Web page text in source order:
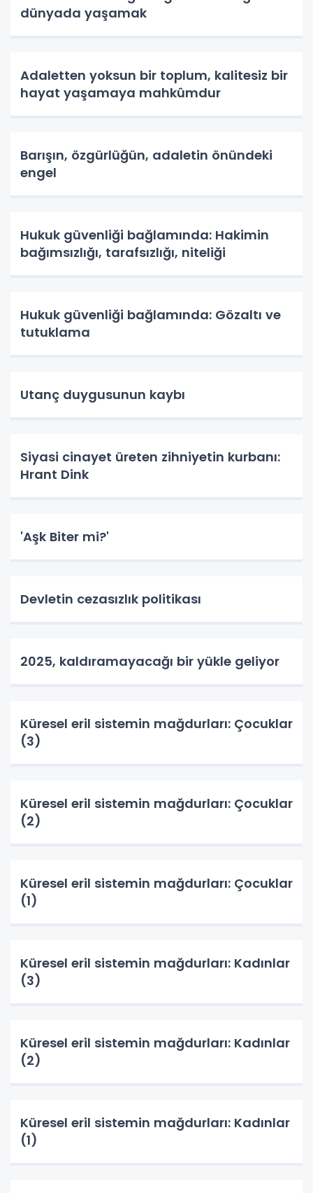
dünyada yaşamak
Adaletten yoksun bir toplum, kalitesiz bir
hayat yaşamaya mahkûmdur
Barışın, özgürlüğün, adaletin önündeki
engel
Hukuk güvenliği bağlamında: Hakimin
bağımsızlığı, tarafsızlığı, niteliği
Hukuk güvenliği bağlamında: Gözaltı ve
tutuklama
Utanç duygusunun kaybı
Siyasi cinayet üreten zihniyetin kurbanı:
Hrant Dink
'Aşk Biter mi?'
Devletin cezasızlık politikası
2025, kaldıramayacağı bir yükle geliyor
Küresel eril sistemin mağdurları: Çocuklar
(3)
Küresel eril sistemin mağdurları: Çocuklar
(2)
Küresel eril sistemin mağdurları: Çocuklar
(1)
Küresel eril sistemin mağdurları: Kadınlar
(3)
Küresel eril sistemin mağdurları: Kadınlar
(2)
Küresel eril sistemin mağdurları: Kadınlar
(1)